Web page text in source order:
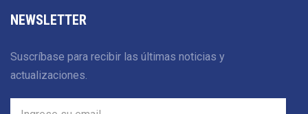
NEWSLETTER
Suscríbase para recibir las últimas noticias y
actualizaciones.